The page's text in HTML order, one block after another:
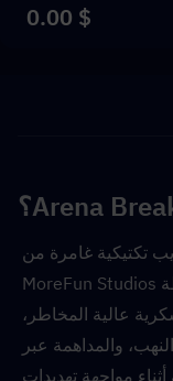
$ 0.00